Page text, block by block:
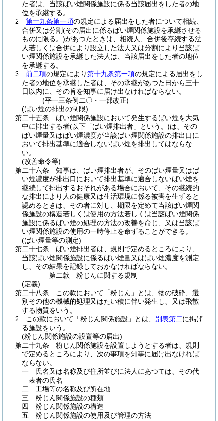
た者は、当該ばい煙関係施設に係る当該届出をした者の地
位を承継する。
2
第十九条第一項の規定による届出をした者について相続、
合併又は分割(その届出に係るばい煙関係施設を承継させる
ものに限る。)があつたときは、相続人、合併後存続する法
人若しくは合併により設立した法人又は分割により当該ば
い煙関係施設を承継した法人は、当該届出をした者の地位
を承継する。
3
前二項の規定により第十九条第一項の規定による届出をし
た者の地位を承継した者は、その承継があつた日から三十
日以内に、その旨を知事に届け出なければならない。
(平一三条例二〇・一部改正)
(ばい煙の排出の制限)
第二十五条
ばい煙関係施設において発生するばい煙を大気
中に排出する者(以下「ばい煙排出者」という。)は、その
ばい煙量又はばい煙濃度が当該ばい煙関係施設の排出口に
おいて排出基準に適合しないばい煙を排出してはならな
い。
(改善命令等)
第二十六条
知事は、ばい煙排出者が、そのばい煙量又はば
い煙濃度が排出口において排出基準に適合しないばい煙を
継続して排出するおそれがある場合において、その継続的
な排出により人の健康又は生活環境に係る被害を生ずると
認めるときは、その者に対し、期限を定めて当該ばい煙関
係施設の構造若しくは使用の方法若しくは当該ばい煙関係
施設に係るばい煙の処理の方法の改善を命じ、又は当該ば
い煙関係施設の使用の一時停止を命ずることができる。
(ばい煙量等の測定)
第二十七条
ばい煙排出者は、規則で定めるところにより、
当該ばい煙関係施設に係るばい煙量又はばい煙濃度を測定
し、その結果を記録しておかなければならない。
第二款
粉じんに関する規制
(定義)
第二十八条
この款において「粉じん」とは、物の破砕、選
別その他の機械的処理又はたい積に伴い発生し、又は飛散
する物質をいう。
2
この款において「粉じん関係施設」とは、 別表第二に掲げ
る施設をいう。
(粉じん関係施設の設置等の届出)
第二十九条
粉じん関係施設を設置しようとする者は、規則
で定めるところにより、次の事項を知事に届け出なければ
ならない。
一
氏名又は名称及び住所並びに法人にあつては、その代
表者の氏名
二
工場等の名称及び所在地
三
粉じん関係施設の種類
四
粉じん関係施設の構造
五
粉じん関係施設の使用及び管理の方法